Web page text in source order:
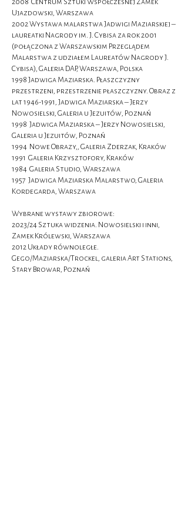
Ujazdowski, Warszawa
2002 Wystawa malarstwa Jadwigi Maziarskiej –
laureatki Nagrody im. J. Cybisa za rok 2001
(połączona z Warszawskim Przeglądem
Malarstwa z udziałem Laureatów Nagrody J.
Cybisa), Galeria DAP, Warszawa, Polska
1998 Jadwiga Maziarska. Płaszczyzny
przestrzeni, przestrzenie płaszczyzny. Obraz z
lat1946-1991, Jadwiga Maziarska – Jerzy
Nowosielski, Galeria u Jezuitów, Poznań
1998 Jadwiga Maziarska – Jerzy Nowosielski,
Galeria u Jezuitów, Poznań
1994 Nowe Obrazy,, Galeria Zderzak, Kraków
1991 Galeria Krzysztofory, Kraków
1984 Galeria Studio, Warszawa
1957 Jadwiga Maziarska Malarstwo, Galeria
Kordegarda, Warszawa
Wybrane wystawy zbiorowe:
2023/24 Sztuka widzenia. Nowosielski i inni,
Zamek Królewski, Warszawa
2012 Układy równoległe.
Gego/Maziarska/Trockel, galeria Art Stations,
Stary Browar, Poznań